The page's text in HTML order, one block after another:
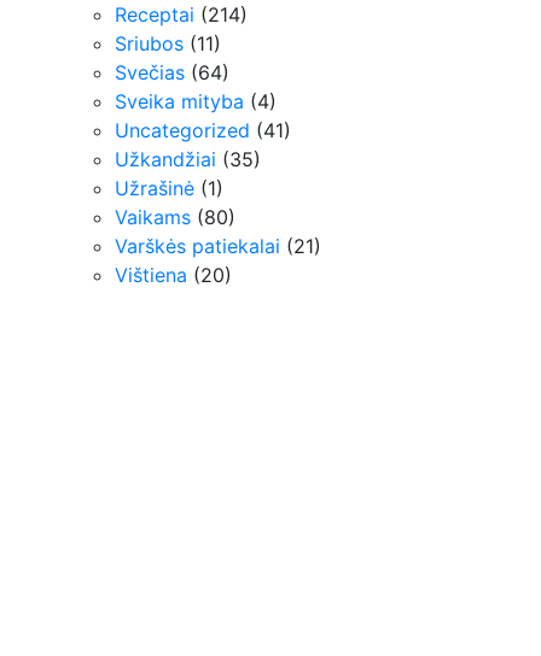
Receptai (214)
Sriubos (11)
Svečias (64)
Sveika mityba (4)
Uncategorized (41)
Užkandžiai (35)
Užrašinė (1)
Vaikams (80)
Varškės patiekalai (21)
Vištiena (20)